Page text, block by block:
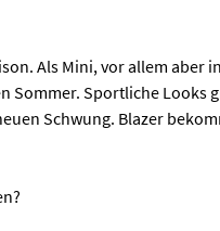
Als Mini, vor allem aber
Sportliche Looks
Schwung. Blazer